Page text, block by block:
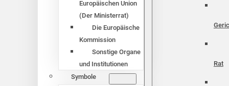
Europäischen Union
(Der Ministerrat)
Die Europäische
Kommission
Sonstige Organe
und Institutionen
Symbole
Rat